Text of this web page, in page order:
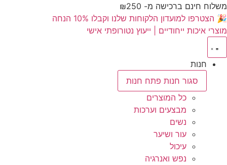
לתוכן
משלוח חינם ברכישה מ- ₪250
🎉 הצטרפו למועדון הלקוחות שלנו וקבלו 10% הנחה
מוצרי איכות ייחודיים | ייעוץ נטורופתי אישי
חנות
סגור חנות פתח חנות
כל המוצרים
מבצעים וערכות
נשים
עור ושיער
עיכול
נפש ואנרגיה